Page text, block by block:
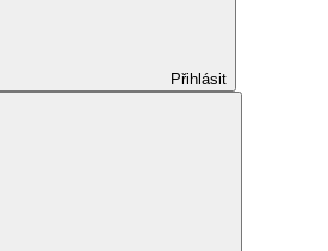
Přihlásit